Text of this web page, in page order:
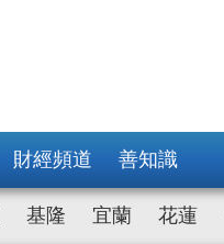
財經頻道 善知識
基隆 宜蘭 花蓮